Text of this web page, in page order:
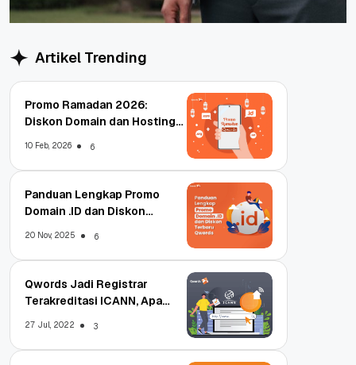
Artikel Trending
Promo Ramadan 2026:
Diskon Domain dan Hosting
10 Feb, 2026 6
Panduan Lengkap Promo
Domain .ID dan Diskon
20 Nov, 2025 6
Qwords Jadi Registrar
Terakreditasi ICANN, Apa
27 Jul, 2022 3